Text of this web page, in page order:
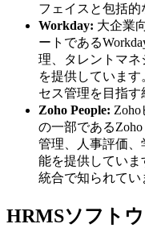
フェイスと包括的
Workday: 大企業
ートである
理、タレントマネ
を提供していま
セス管理を目指す
Zoho People:
の一部である
管理、人事評価
能を提供していま
統合で知られてい
HRMSソフト